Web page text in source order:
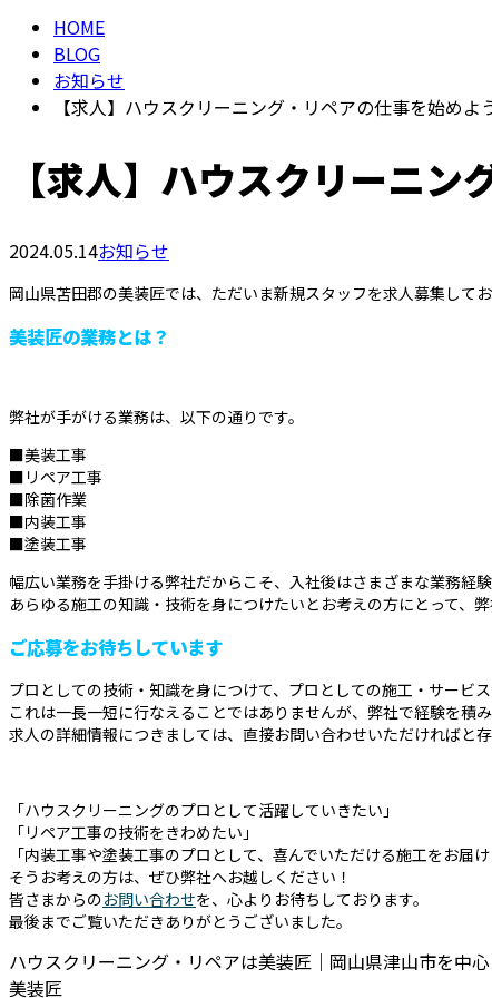
HOME
BLOG
お知らせ
【求人】ハウスクリーニング・リペアの仕事を始めよ
【求人】ハウスクリーニン
2024.05.14お知らせ
岡山県苫田郡の美装匠では、ただいま新規スタッフを求人募集してお
美装匠の業務とは？
弊社が手がける業務は、以下の通りです。
■美装工事
■リペア工事
■除菌作業
■内装工事
■塗装工事
幅広い業務を手掛ける弊社だからこそ、入社後はさまざまな業務経
あらゆる施工の知識・技術を身につけたいとお考えの方にとって、弊
ご応募をお待ちしています
プロとしての技術・知識を身につけて、プロとしての施工・サービス
これは一長一短に行なえることではありませんが、弊社で経験を積
求人の詳細情報につきましては、直接お問い合わせいただければと存
「ハウスクリーニングのプロとして活躍していきたい」
「リペア工事の技術をきわめたい」
「内装工事や塗装工事のプロとして、喜んでいただける施工をお届け
そうお考えの方は、ぜひ弊社へお越しください！
皆さまからのお問い合わせを、心よりお待ちしております。
最後までご覧いただきありがとうございました。
ハウスクリーニング・リペアは美装匠｜岡山県津山市を中
美装匠